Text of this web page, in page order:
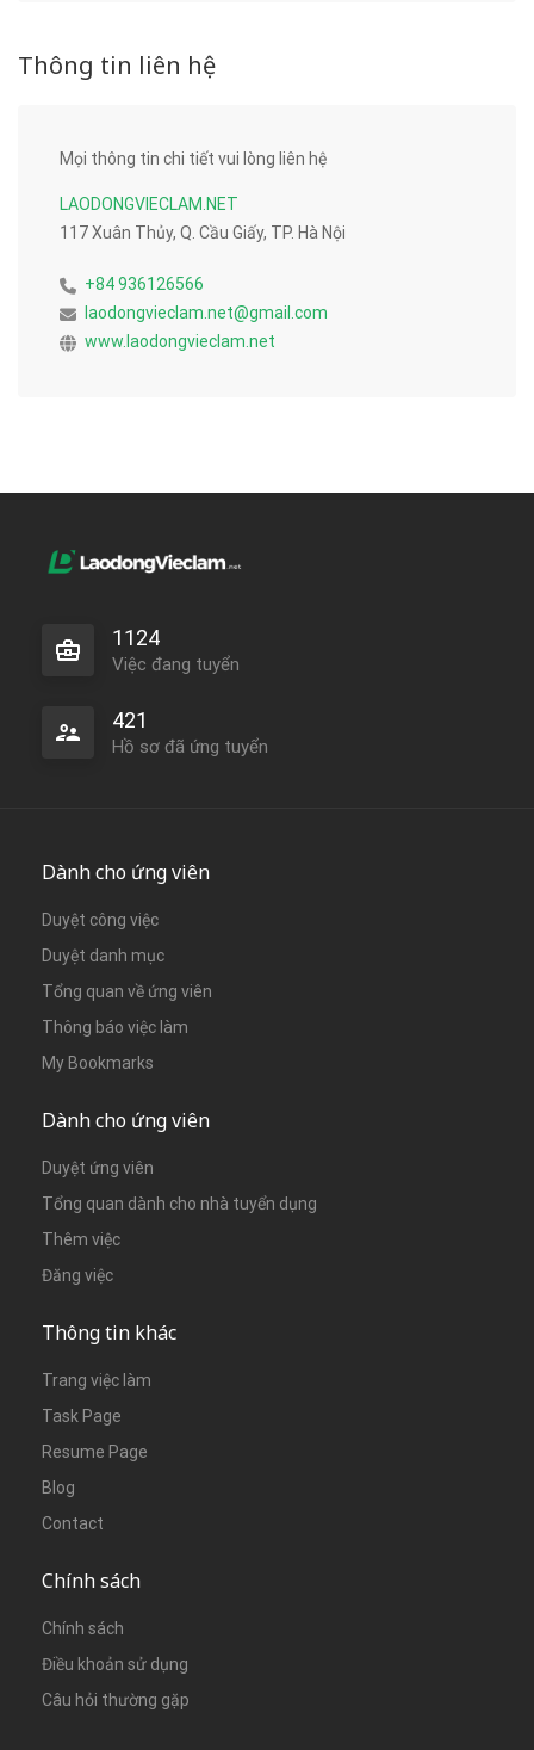
Thông tin liên hệ
Mọi thông tin chi tiết vui lòng liên hệ
LAODONGVIECLAM.NET
117 Xuân Thủy, Q. Cầu Giấy, TP. Hà Nội
+84 936126566
laodongvieclam.net@gmail.com
www.laodongvieclam.net
1124
Việc đang tuyển
421
Hồ sơ đã ứng tuyển
Dành cho ứng viên
Duyệt công việc
Duyệt danh mục
Tổng quan về ứng viên
Thông báo việc làm
My Bookmarks
Dành cho ứng viên
Duyệt ứng viên
Tổng quan dành cho nhà tuyển dụng
Thêm việc
Đăng việc
Thông tin khác
Trang việc làm
Task Page
Resume Page
Blog
Contact
Chính sách
Chính sách
Điều khoản sử dụng
Câu hỏi thường gặp